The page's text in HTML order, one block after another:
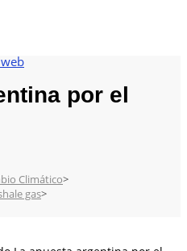
por el
Climático>
gas>